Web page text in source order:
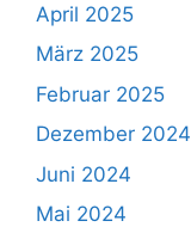
April 2025
März 2025
Februar 2025
Dezember 2024
Juni 2024
Mai 2024